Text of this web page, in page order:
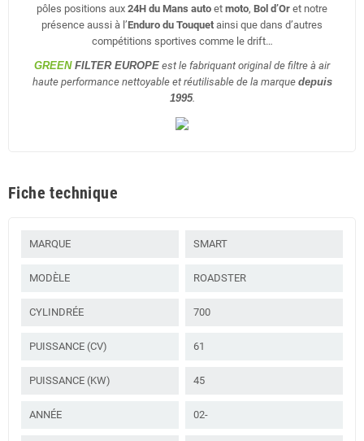
pôles positions aux 24H du Mans auto et moto, Bol d’Or et notre
présence aussi à l’Enduro du Touquet ainsi que dans d’autres
compétitions sportives comme le drift…
GREENFILTER EUROPE est le fabriquant original de filtre à air
haute performance nettoyable et réutilisable de la marque depuis
1995.
Fiche technique
MARQUE SMART
MODÈLE ROADSTER
CYLINDRÉE 700
PUISSANCE (CV) 61
PUISSANCE (KW) 45
ANNÉE 02-